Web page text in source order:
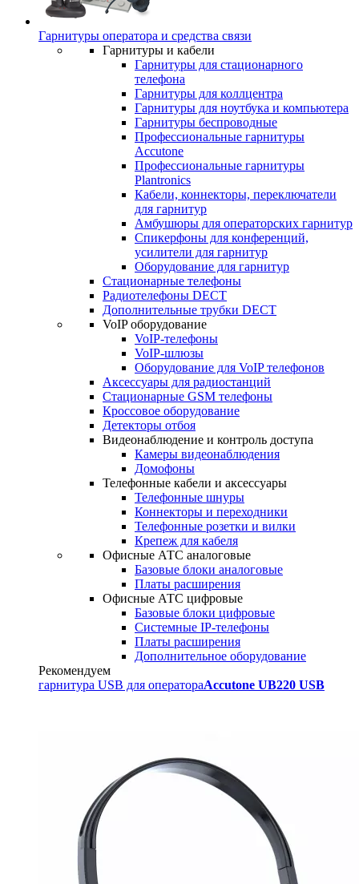
Гарнитуры оператора и средства связи
Гарнитуры и кабели
Гарнитуры для стационарного
телефона
Гарнитуры для коллцентра
Гарнитуры для ноутбука и компьютера
Гарнитуры беспроводные
Профессиональные гарнитуры
Accutone
Профессиональные гарнитуры
Plantronics
Кабели, коннекторы, переключатели
для гарнитур
Амбушюры для операторских гарнитур
Cпикерфоны для конференций,
усилители для гарнитур
Оборудование для гарнитур
Стационарные телефоны
Радиотелефоны DECT
Дополнительные трубки DECT
VoIP оборудование
VoIP-телефоны
VoIP-шлюзы
Оборудование для VoIP телефонов
Аксессуары для радиостанций
Стационарные GSM телефоны
Кроссовое оборудование
Детекторы отбоя
Видеонаблюдение и контроль доступа
Камеры видеонаблюдения
Домофоны
Телефонные кабели и аксессуары
Телефонные шнуры
Коннекторы и переходники
Телефонные розетки и вилки
Крепеж для кабеля
Офисные АТС аналоговые
Базовые блоки аналоговые
Платы расширения
Офисные АТС цифровые
Базовые блоки цифровые
Системные IP-телефоны
Платы расширения
Дополнительное оборудование
Рекомендуем
гарнитура USB для оператораAccutone UB220 USB